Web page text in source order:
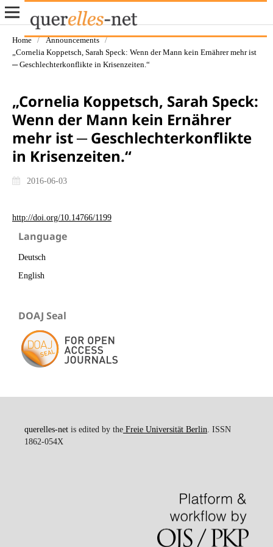
Home / Announcements
/
„Cornelia Koppetsch, Sarah Speck: Wenn der Mann kein Ernährer mehr ist
─ Geschlechterkonflikte in Krisenzeiten.“
„Cornelia Koppetsch, Sarah Speck:
Wenn der Mann kein Ernährer
mehr ist ─ Geschlechterkonflikte
in Krisenzeiten.“
2016-06-03
http://doi.org/10.14766/1199
Language
Deutsch
English
DOAJ Seal
querelles-netis edited by theFreie Universität Berlin . ISSN
1862-054X